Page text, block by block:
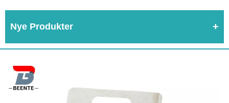
Nye Produkter